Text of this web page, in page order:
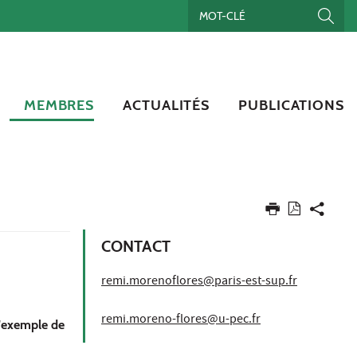
MEMBRES ACTUALITÉS PUBLICATIONS
de
CONTACT
remi.morenoflores@paris-est-sup.fr
remi.moreno-flores@u-pec.fr